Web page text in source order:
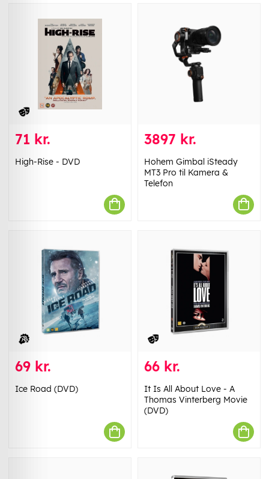
71 kr.
High-Rise - DVD
3897 kr.
Hohem Gimbal iSteady
MT3 Pro til Kamera &
Telefon
69 kr.
Ice Road (DVD)
66 kr.
It Is All About Love - A
Thomas Vinterberg Movie
(DVD)